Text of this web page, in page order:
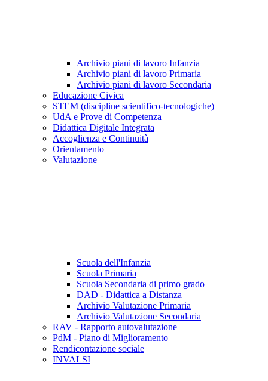
Archivio piani di lavoro Infanzia
Archivio piani di lavoro Primaria
Archivio piani di lavoro Secondaria
Educazione Civica
STEM (discipline scientifico-tecnologiche)
UdA e Prove di Competenza
Didattica Digitale Integrata
Accoglienza e Continuità
Orientamento
Valutazione
Scuola dell'Infanzia
Scuola Primaria
Scuola Secondaria di primo grado
DAD - Didattica a Distanza
Archivio Valutazione Primaria
Archivio Valutazione Secondaria
RAV - Rapporto autovalutazione
PdM - Piano di Miglioramento
Rendicontazione sociale
INVALSI